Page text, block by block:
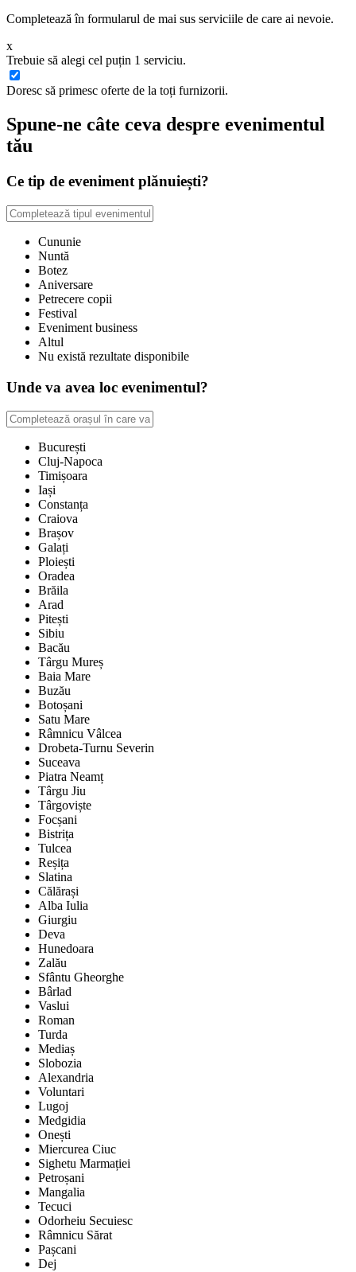
Completează în formularul de mai sus serviciile de care ai nevoie.
x
Trebuie să alegi cel puțin 1 serviciu.
Doresc să primesc oferte de la toți furnizorii.
Spune-ne câte ceva despre evenimentul
tău
Ce tip de eveniment plănuiești?
Cununie
Nuntă
Botez
Aniversare
Petrecere copii
Festival
Eveniment business
Altul
Nu există rezultate disponibile
Unde va avea loc evenimentul?
București
Cluj-Napoca
Timișoara
Iași
Constanța
Craiova
Brașov
Galați
Ploiești
Oradea
Brăila
Arad
Pitești
Sibiu
Bacău
Târgu Mureș
Baia Mare
Buzău
Botoșani
Satu Mare
Râmnicu Vâlcea
Drobeta-Turnu Severin
Suceava
Piatra Neamț
Târgu Jiu
Târgoviște
Focșani
Bistrița
Tulcea
Reșița
Slatina
Călărași
Alba Iulia
Giurgiu
Deva
Hunedoara
Zalău
Sfântu Gheorghe
Bârlad
Vaslui
Roman
Turda
Mediaș
Slobozia
Alexandria
Voluntari
Lugoj
Medgidia
Onești
Miercurea Ciuc
Sighetu Marmației
Petroșani
Mangalia
Tecuci
Odorheiu Secuiesc
Râmnicu Sărat
Pașcani
Dej